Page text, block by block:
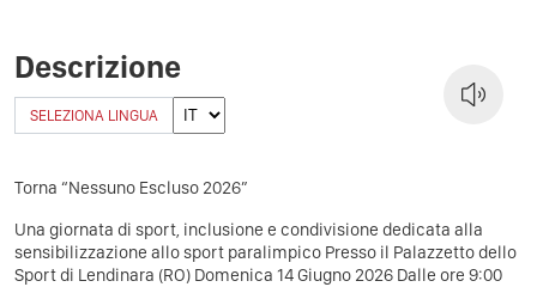
Descrizione
SELEZIONA LINGUA
Torna “Nessuno Escluso 2026”
Una giornata di sport, inclusione e condivisione dedicata alla
sensibilizzazione allo sport paralimpico Presso il Palazzetto dello
Sport di Lendinara (RO) Domenica 14 Giugno 2026 Dalle ore 9:00